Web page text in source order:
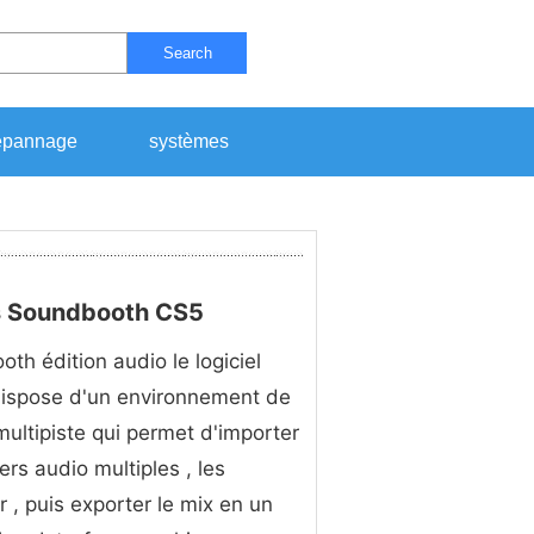
Search
systèmes
CS5
édition audio le logiciel
d'un environnement de
qui permet d'importer
audio multiples , les
, puis exporter le mix en un